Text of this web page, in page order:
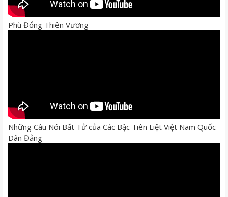
Phù Đổng Thiên Vương
Những Câu Nói Bất Tử của Các Bậc Tiên Liệt Việt Nam Quốc
Dân Đảng